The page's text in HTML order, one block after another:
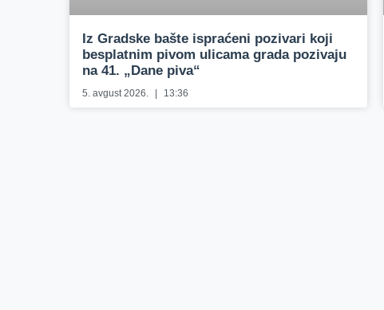
Iz Gradske bašte ispraćeni pozivari koji
besplatnim pivom ulicama grada pozivaju
na 41. „Dane piva“
5. avgust 2026. 13:36